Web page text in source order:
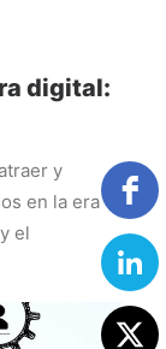
digital:
y
en la era
el